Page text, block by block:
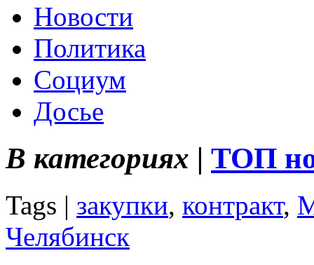
Новости
Политика
Социум
Досье
В категориях | ТОП
Tags | закупки, контракт,
Челябинск